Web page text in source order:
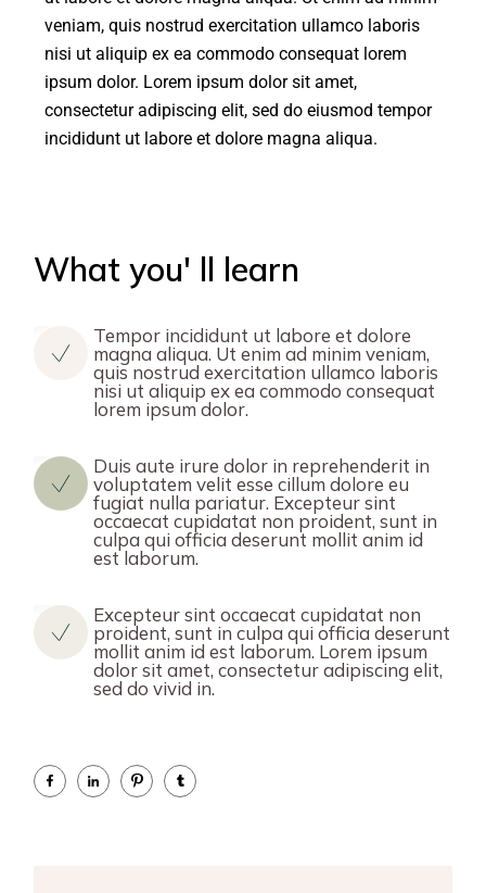
veniam, quis nostrud exercitation ullamco laboris
nisi ut aliquip ex ea commodo consequat lorem
ipsum dolor. Lorem ipsum dolor sit amet,
consectetur adipiscing elit, sed do eiusmod tempor
incididunt ut labore et dolore magna aliqua.
What you' ll learn
Tempor incididunt ut labore et dolore
magna aliqua. Ut enim ad minim veniam,
quis nostrud exercitation ullamco laboris
nisi ut aliquip ex ea commodo consequat
lorem ipsum dolor.
Duis aute irure dolor in reprehenderit in
voluptatem velit esse cillum dolore eu
fugiat nulla pariatur. Excepteur sint
occaecat cupidatat non proident, sunt in
culpa qui officia deserunt mollit anim id
est laborum.
Excepteur sint occaecat cupidatat non
proident, sunt in culpa qui officia deserunt
mollit anim id est laborum. Lorem ipsum
dolor sit amet, consectetur adipiscing elit,
sed do vivid in.